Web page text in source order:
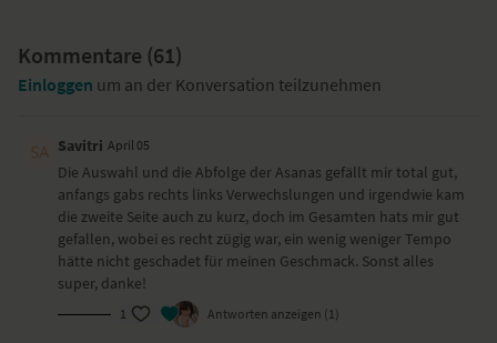
Rückenlage
Nadelöhr — Sucirandhrasana
liegender Twist — Makarasana
Katze-Kuh — Marjariasana-Bidalasana
Vinyasa Flow
tiefer Ausfallschritt — Anjaneyasana
tiefer Ausfallschritt mit Drehung — Parivrtta Anjaneyasana
Heuschrecke — Shalabhasana
Dreieck — Trikonasana
stehende gegrätschte Vorbeuge — Prasarita Padottanasana
Seitstütz Variante — Vasisthasana
Tisch Variante — Purvottanasana
Kommentare (61)
Einloggen um an der Konversation teilzunehmen
Savitri April 05
Die Auswahl und die Abfolge der Asanas gefällt mir total gut,
anfangs gabs rechts links Verwechslungen und irgendwie kam
die zweite Seite auch zu kurz, doch im Gesamten hats mir gut
gefallen, wobei es recht zügig war, ein wenig weniger Tempo
hätte nicht geschadet für meinen Geschmack. Sonst alles
super, danke!
1 Antworten anzeigen (1)